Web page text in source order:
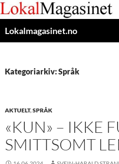
Gå
til
innhaldet
Lokalmagasinet.no
Kategoriarkiv: Språk
AKTUELT,SPRÅK
«KUN» – IKKE
SMITTSOMT